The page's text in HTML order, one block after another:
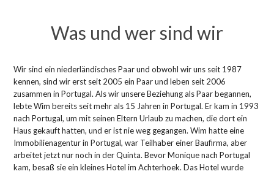
Was und wer sind wir
Wir sind ein niederländisches Paar und obwohl wir uns seit 1987
kennen, sind wir erst seit 2005 ein Paar und leben seit 2006
zusammen in Portugal. Als wir unsere Beziehung als Paar begannen,
lebte Wim bereits seit mehr als 15 Jahren in Portugal. Er kam in 1993
nach Portugal, um mit seinen Eltern Urlaub zu machen, die dort ein
Haus gekauft hatten, und er ist nie weg gegangen. Wim hatte eine
Immobilienagentur in Portugal, war Teilhaber einer Baufirma, aber
arbeitet jetzt nur noch in der Quinta. Bevor Monique nach Portugal
kam, besaß sie ein kleines Hotel im Achterhoek. Das Hotel wurde